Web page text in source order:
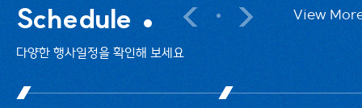
Schedule
다양한 행사일정을 확인해 보세요
View